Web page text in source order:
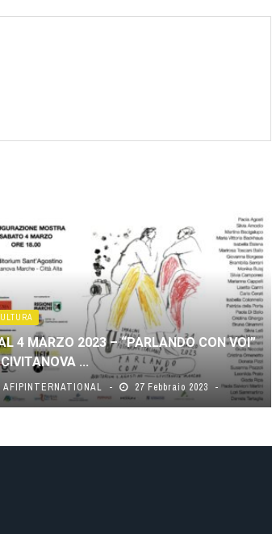
4 MARZO 2023 – “PARLANDO CON VOI”
...
AFIPINTERNATIONAL 27 Febbraio 2023